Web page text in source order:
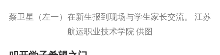
蔡卫星（左一）在新生报到现场与学生家长交流。 江苏
航运职业技术学院 供图